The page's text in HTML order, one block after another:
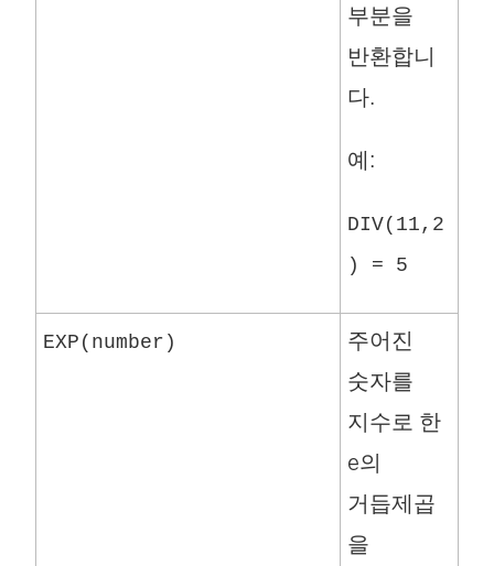
부분을
반환합니
다.
예:
DIV(11,2
) = 5
EXP(number)
주어진
숫자를
지수로 한
e의
거듭제곱
을